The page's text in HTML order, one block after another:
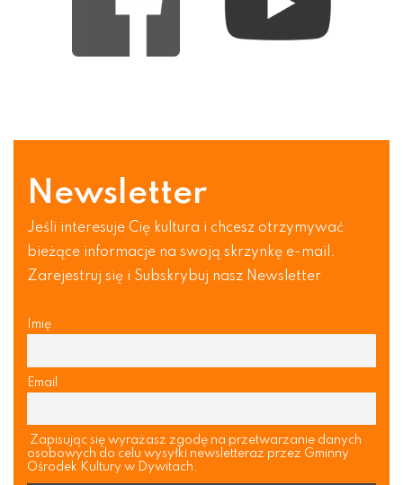
Newsletter
Jeśli interesuje Cię kultura i chcesz otrzymywać
bieżące informacje na swoją skrzynkę e-mail.
Zarejestruj się i Subskrybuj nasz Newsletter
Imię
Email
Zapisując się wyrażasz zgodę na przetwarzanie danych
osobowych do celu wysyłki newsletteraz przez Gminny
Ośrodek Kultury w Dywitach.